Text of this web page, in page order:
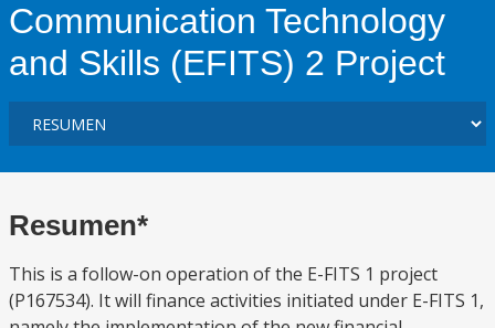
Communication Technology
and Skills (EFITS) 2 Project
Resumen*
This is a follow-on operation of the E-FITS 1 project
(P167534). It will finance activities initiated under E-FITS 1,